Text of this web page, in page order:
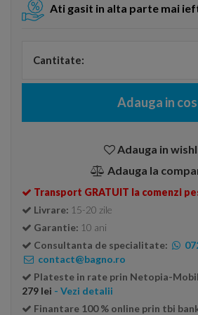
Ati gasit in alta parte mai
Cantitate:
Adauga in cos
Adauga in
Adauga la
Transport GRATUIT la comenzi
Livrare: 15-20 zile
Garantie: 10 ani
Consultanta de specialitate:
contact@bagno.ro
Plateste in rate prin Netopia-
279 lei - Vezi detalii
Finantare 100 % online prin tbi